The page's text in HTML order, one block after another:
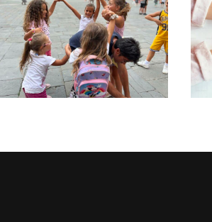
LOMBARDIA MILANO
CONVIVENZA DI
FINE ANNO
GIUGNO 14, 2026